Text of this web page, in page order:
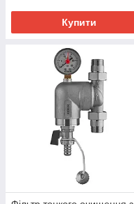
Купити